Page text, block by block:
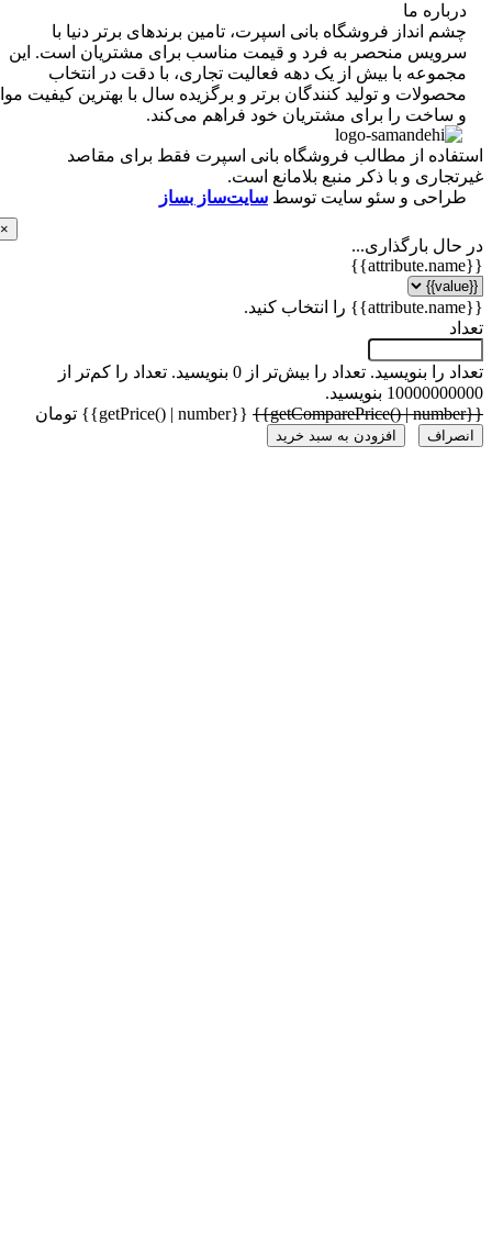
ما
انداز فروشگاه‌ بانی اسپرت، تامین برندهای برتر دنیا با
منحصر به فرد و قیمت مناسب برای مشتریان است. این
با بیش از یک دهه فعالیت تجاری، با دقت در انتخاب
و تولید کنندگان برتر و برگزیده سال با بهترین کیفیت مواد
را برای مشتریان خود فراهم می‌کند.
از مطالب فروشگاه بانی اسپرت فقط برای مقاصد
و با ذکر منبع بلامانع است.
و سئو سایت توسطسایت‌ساز بساز
بارگذاری...
را بنویسید.تعداد را بیش‌تر از 0 بنویسید.
تعداد را کم‌تر از
بنویسید.
{{getPrice() | number}} تومان
افزودن به سبد خرید